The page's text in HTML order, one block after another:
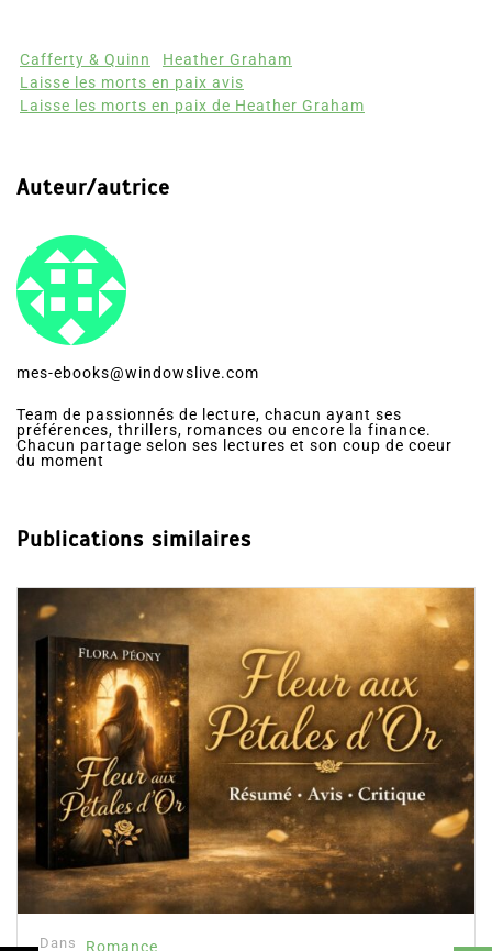
Cafferty & Quinn
Heather Graham
Laisse les morts en paix avis
Laisse les morts en paix de Heather Graham
Auteur/autrice
mes-ebooks@windowslive.com
Team de passionnés de lecture, chacun ayant ses
préférences, thrillers, romances ou encore la finance.
Chacun partage selon ses lectures et son coup de coeur
du moment
Publications similaires
Dans Romance
Collector Dear You (Intégrale) –
résumé et avis